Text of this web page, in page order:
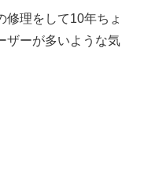
修理をして10年ちょ
ザーが多いような気